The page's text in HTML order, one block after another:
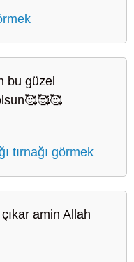
bu güzel
tırnağı görmek
amin Allah